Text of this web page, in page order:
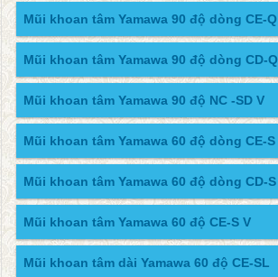
Mũi khoan tâm Yamawa 90 độ dòng CE-Q
Mũi khoan tâm Yamawa 90 độ dòng CD-Q
Mũi khoan tâm Yamawa 90 độ NC -SD V
Mũi khoan tâm Yamawa 60 độ dòng CE-S
Mũi khoan tâm Yamawa 60 độ dòng CD-S
Mũi khoan tâm Yamawa 60 độ CE-S V
Mũi khoan tâm dài Yamawa 60 độ CE-SL